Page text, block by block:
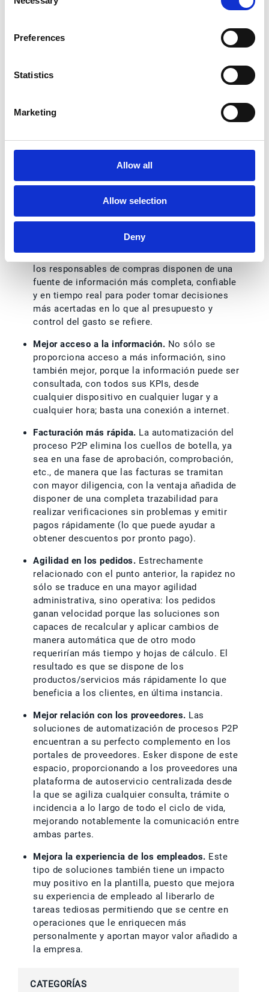
Selection
Preferences
Statistics
Marketing
Allow all
Allow selection
Deny
asociados a insumos (papel, tinta, tóner…), así
medida que contribuye, además, al respeto y el
cuidado del medio ambiente.
Al estar automatizado el
proceso y no ser necesaria la intervención
ejemplo, pagos duplicados o retrasos en el
penalizaciones-, lo que ligado al punto anterior,
también se traduce en ahorros.
Mejor capacidad presupuestaria.
establecer un flujo automático de aprobaciones
pedido, se elimina la posibilidad de compras no
autorizadas, gastos adicionales, etc. Además,
los responsables de compras disponen de una
fuente de información más completa, confiable
y en tiempo real para poder tomar decisiones
más acertadas en lo que al presupuesto y
control del gasto se refiere.
Mejor acceso a la información. No sólo se
proporciona acceso a más información, sino
también mejor, porque la información puede ser
consultada, con todos sus KPIs, desde
cualquier dispositivo en cualquier lugar y a
cualquier hora; basta una conexión a internet.
Facturación más rápida. La automatización del
proceso P2P elimina los cuellos de botella, ya
sea en una fase de aprobación, comprobación,
etc., de manera que las facturas se tramitan
con mayor diligencia, con la ventaja añadida de
disponer de una completa trazabilidad para
realizar verificaciones sin problemas y emitir
pagos rápidamente (lo que puede ayudar a
obtener descuentos por pronto pago).
Agilidad en los pedidos. Estrechamente
relacionado con el punto anterior, la rapidez no
sólo se traduce en una mayor agilidad
administrativa, sino operativa: los pedidos
ganan velocidad porque las soluciones son
capaces de recalcular y aplicar cambios de
manera automática que de otro modo
requerirían más tiempo y hojas de cálculo. El
resultado es que se dispone de los
productos/servicios más rápidamente lo que
beneficia a los clientes, en última instancia.
Mejor relación con los proveedores. Las
soluciones de automatización de procesos P2P
encuentran a su perfecto complemento en los
portales de proveedores. Esker dispone de este
espacio, proporcionando a los proveedores una
plataforma de autoservicio centralizada desde
la que se agiliza cualquier consulta, trámite o
incidencia a lo largo de todo el ciclo de vida,
mejorando notablemente la comunicación entre
ambas partes.
Mejora la experiencia de los empleados. Este
tipo de soluciones también tiene un impacto
muy positivo en la plantilla, puesto que mejora
su experiencia de empleado al liberarlo de
tareas tediosas permitiendo que se centre en
operaciones que le enriquecen más
personalmente y aportan mayor valor añadido a
la empresa.
CATEGORÍAS